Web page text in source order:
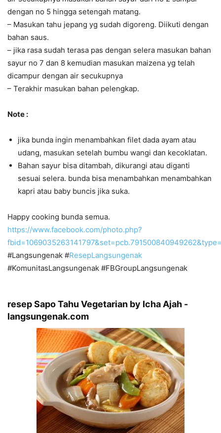
dengan no 5 hingga setengah matang.
– Masukan tahu jepang yg sudah digoreng. Diikuti dengan
bahan saus.
– jika rasa sudah terasa pas dengan selera masukan bahan
sayur no 7 dan 8 kemudian masukan maizena yg telah
dicampur dengan air secukupnya
– Terakhir masukan bahan pelengkap.
Note :
jika bunda ingin menambahkan filet dada ayam atau
udang, masukan setelah bumbu wangi dan kecoklatan.
Bahan sayur bisa ditambah, dikurangi atau diganti
sesuai selera. bunda bisa menambahkan menambahkan
kapri atau baby buncis jika suka.
Happy cooking bunda semua.
https://www.facebook.com/photo.php?
#Langsungenak #ResepLangsungenak
#KomunitasLangsungenak #FBGroupLangsungenak
resep Sapo Tahu Vegetarian by Icha Ajah -
langsungenak.com